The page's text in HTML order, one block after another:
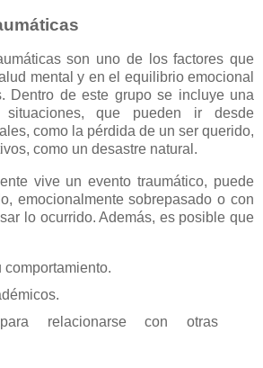
son uno de los factores que
mental y en el equilibrio emocional
Dentro de este grupo se incluye una
que pueden ir desde
como la pérdida de un ser querido,
como un desastre natural.
vive un evento traumático, puede
emocionalmente sobrepasado o con
lo ocurrido. Además, es posible que
relacionarse con otras